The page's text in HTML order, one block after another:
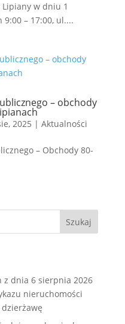
w dniu 1
– 17:00, ul....
– obchody
2025 | Aktualności
– Obchody 80-
Szukaj
z dnia 6 sierpnia 2026
nieruchomości